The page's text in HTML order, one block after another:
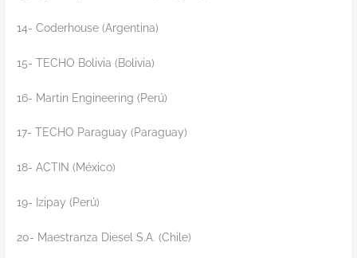
14- Coderhouse (Argentina)
15- TECHO Bolivia (Bolivia)
16- Martin Engineering (Perú)
17- TECHO Paraguay (Paraguay)
18- ACTIN (México)
19- Izipay (Perú)
20- Maestranza Diesel S.A. (Chile)